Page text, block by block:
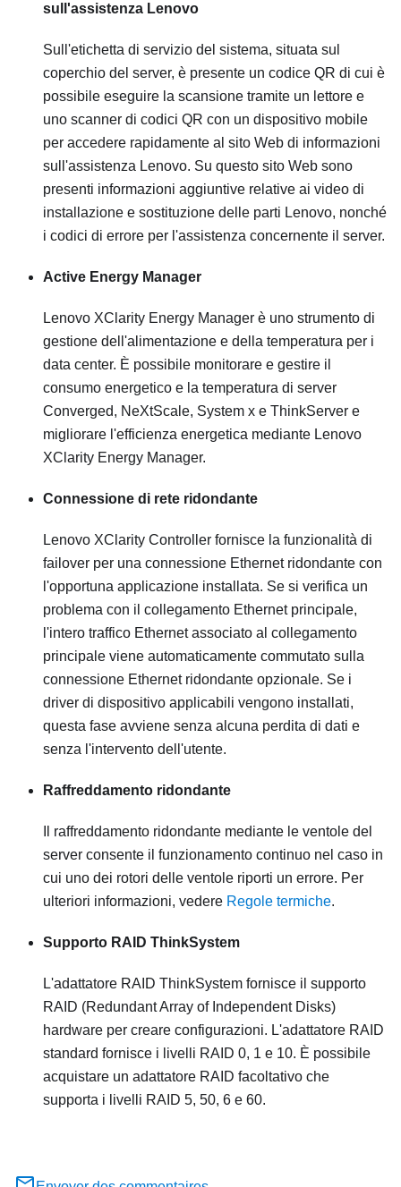
sull'assistenza Lenovo
Sull'etichetta di servizio del sistema, situata sul
coperchio del server, è presente un codice QR di cui è
possibile eseguire la scansione tramite un lettore e
uno scanner di codici QR con un dispositivo mobile
per accedere rapidamente al sito Web di informazioni
sull'assistenza Lenovo. Su questo sito Web sono
presenti informazioni aggiuntive relative ai video di
installazione e sostituzione delle parti Lenovo, nonché
i codici di errore per l'assistenza concernente il server.
Active Energy Manager
Lenovo XClarity Energy Manager è uno strumento di
gestione dell'alimentazione e della temperatura per i
data center. È possibile monitorare e gestire il
consumo energetico e la temperatura di server
Converged, NeXtScale, System x e ThinkServer e
migliorare l'efficienza energetica mediante Lenovo
XClarity Energy Manager.
Connessione di rete ridondante
Lenovo XClarity Controller fornisce la funzionalità di
failover per una connessione Ethernet ridondante con
l'opportuna applicazione installata. Se si verifica un
problema con il collegamento Ethernet principale,
l'intero traffico Ethernet associato al collegamento
principale viene automaticamente commutato sulla
connessione Ethernet ridondante opzionale. Se i
driver di dispositivo applicabili vengono installati,
questa fase avviene senza alcuna perdita di dati e
senza l'intervento dell'utente.
Raffreddamento ridondante
Il raffreddamento ridondante mediante le ventole del
server consente il funzionamento continuo nel caso in
cui uno dei rotori delle ventole riporti un errore. Per
ulteriori informazioni, vedere Regole termiche.
Supporto RAID ThinkSystem
L'adattatore RAID ThinkSystem fornisce il supporto
RAID (Redundant Array of Independent Disks)
hardware per creare configurazioni. L'adattatore RAID
standard fornisce i livelli RAID 0, 1 e 10. È possibile
acquistare un adattatore RAID facoltativo che
supporta i livelli RAID 5, 50, 6 e 60.